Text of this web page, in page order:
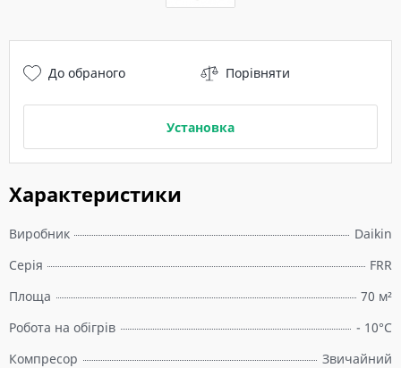
Характеристики
Виробник
Daikin
Серія
FRR
Площа
70 м²
Робота на обігрів
- 10°C
Компресор
Звичайний
До обраного Порівняти
Установка